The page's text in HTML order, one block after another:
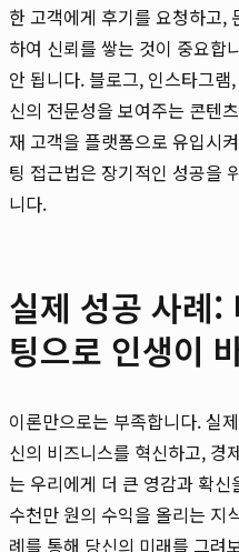
한 고객에게 후기를 요청하고,
하여 신뢰를 쌓는 것이 중요합
안 됩니다. 블로그, 인스타그
신의 전문성을 보여주는 콘텐
재 고객을 플랫폼으로 유입시
팅 접근법은 장기적인 성공을
니다.
실제 성공 사례:
팅으로 인생이
이론만으로는 부족합니다. 실
신의 비즈니스를 혁신하고, 경
는 우리에게 더 큰 영감과 확
수천만 원의 수익을 올리는 지
례를 통해 당신의 미래를 그려